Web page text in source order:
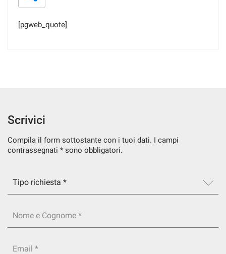
CONTATTI
NEWS
[pgweb_quote]
Scrivici
Compila il form sottostante con i tuoi dati. I campi
contrassegnati * sono obbligatori.
Nome e Cognome *
Email *